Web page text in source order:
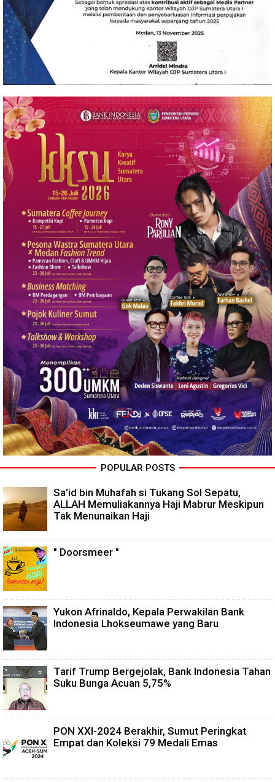
POPULAR POSTS
Sa’id bin Muhafah si Tukang Sol Sepatu,
ALLAH Memuliakannya Haji Mabrur Meskipun
Tak Menunaikan Haji
" Doorsmeer "
Yukon Afrinaldo, Kepala Perwakilan Bank
Indonesia Lhokseumawe yang Baru
Tarif Trump Bergejolak, Bank Indonesia Tahan
Suku Bunga Acuan 5,75%
PON XXI-2024 Berakhir, Sumut Peringkat
Empat dan Koleksi 79 Medali Emas